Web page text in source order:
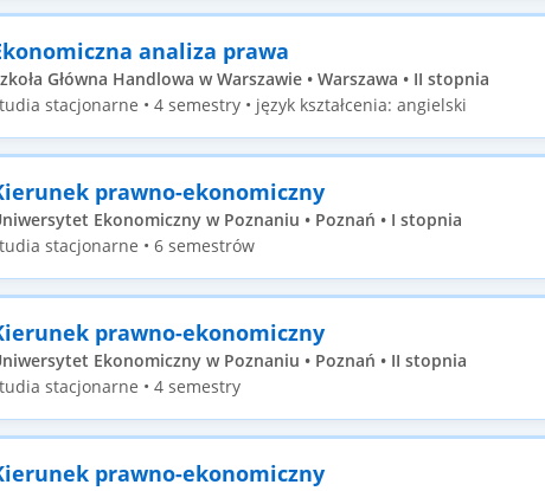
analiza prawa
Główna Handlowa w Warszawie • Warszawa • II stopnia
stacjonarne • 4 semestry • język kształcenia: angielski
prawno-ekonomiczny
Ekonomiczny w Poznaniu • Poznań • I stopnia
stacjonarne • 6 semestrów
prawno-ekonomiczny
Ekonomiczny w Poznaniu • Poznań • II stopnia
stacjonarne • 4 semestry
prawno-ekonomiczny